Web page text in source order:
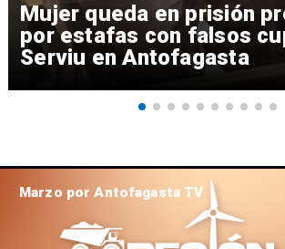
Mujer queda en prisión
por estafas con falsos
Serviu en Antofagasta
Marzo por Antofagasta TV